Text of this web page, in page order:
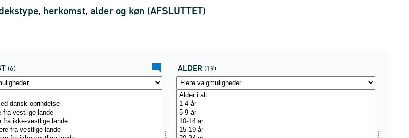
herkomst, alder og køn (AFSLUTTET)
(6) ALDER (19)